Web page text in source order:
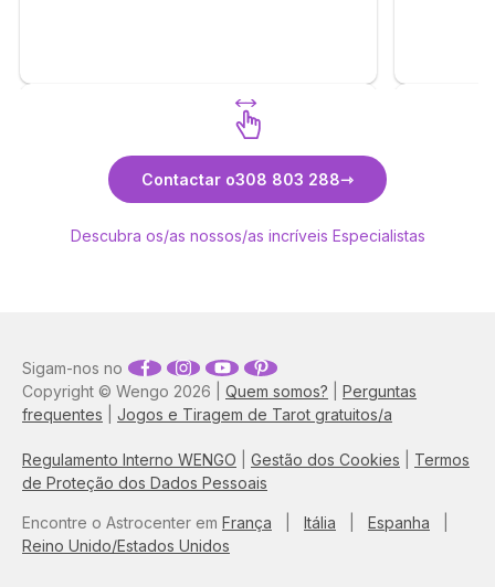
Contactar o308 803 288
Descubra os/as nossos/as incríveis Especialistas
Copyright © Wengo 2026 | Quem somos?
Perguntas
frequentes
Jogos e Tiragem de Tarot gratuitos/a
Regulamento Interno WENGO Gestão dos Cookies
Termos
de Proteção dos Dados Pessoais
Sigam-nos no
Encontre o Astrocenter em França Itália Espanha
Reino Unido/Estados Unidos